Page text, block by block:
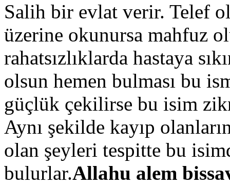
Salih bir evlat verir. Telef
üzerine okunursa mahfuz
rahatsızlıklarda hastaya
olsun hemen bulması bu
güçlük çekilirse bu isim
Aynı şekilde kayıp
olan şeyleri tespitte bu
bulurlar.Allahu alem